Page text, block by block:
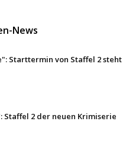
News
Starttermin von Staffel 2 steht
Staffel 2 der neuen Krimiserie